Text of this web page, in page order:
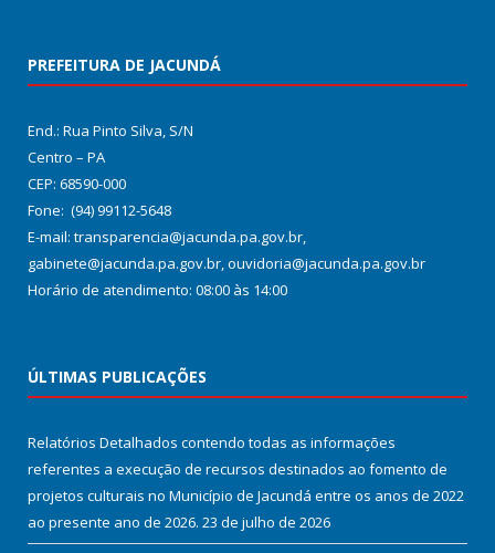
PREFEITURA DE JACUNDÁ
End.: Rua Pinto Silva, S/N
Centro – PA
CEP: 68590-000
Fone: (94) 99112-5648
E-mail: transparencia@jacunda.pa.gov.br,
gabinete@jacunda.pa.gov.br, ouvidoria@jacunda.pa.gov.br
Horário de atendimento: 08:00 às 14:00
ÚLTIMAS PUBLICAÇÕES
Relatórios Detalhados contendo todas as informações
referentes a execução de recursos destinados ao fomento de
projetos culturais no Município de Jacundá entre os anos de 2022
ao presente ano de 2026. 23 de julho de 2026